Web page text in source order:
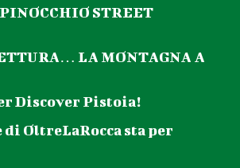
STREET
LA MONTAGNA A
Discover Pistoia!
di OltreLaRocca sta per